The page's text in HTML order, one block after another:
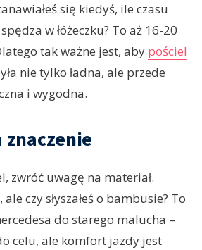
się kiedyś, ile czasu
w łóżeczku? To aż 16-20
tak ważne jest, aby pościel
nie tylko ładna, ale przede
i wygodna.
znaczenie
zwróć uwagę na materiał.
czy słyszałeś o bambusie? To
do starego malucha –
celu, ale komfort jazdy jest